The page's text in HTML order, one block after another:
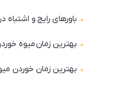
باورهای رایج و اشتباه
بهترین زمان میوه
بهترین زمان خوردن